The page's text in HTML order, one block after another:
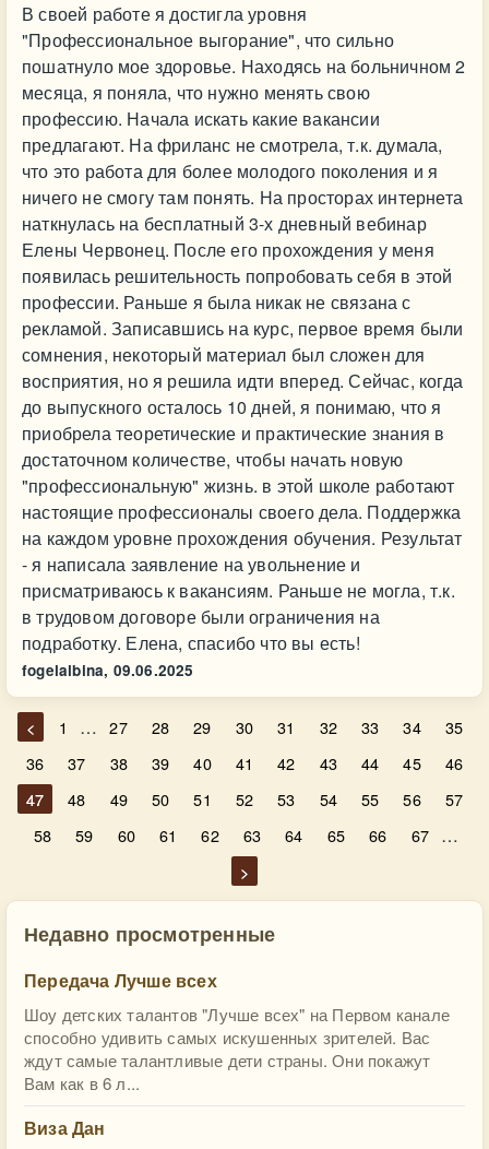
В своей работе я достигла уровня
"Профессиональное выгорание", что сильно
пошатнуло мое здоровье. Находясь на больничном 2
месяца, я поняла, что нужно менять свою
профессию. Начала искать какие вакансии
предлагают. На фриланс не смотрела, т.к. думала,
что это работа для более молодого поколения и я
ничего не смогу там понять. На просторах интернета
наткнулась на бесплатный 3-х дневный вебинар
Елены Червонец. После его прохождения у меня
появилась решительность попробовать себя в этой
профессии. Раньше я была никак не связана с
рекламой. Записавшись на курс, первое время были
сомнения, некоторый материал был сложен для
восприятия, но я решила идти вперед. Сейчас, когда
до выпускного осталось 10 дней, я понимаю, что я
приобрела теоретические и практические знания в
достаточном количестве, чтобы начать новую
"профессиональную" жизнь. в этой школе работают
настоящие профессионалы своего дела. Поддержка
на каждом уровне прохождения обучения. Результат
- я написала заявление на увольнение и
присматриваюсь к вакансиям. Раньше не могла, т.к.
в трудовом договоре были ограничения на
подработку. Елена, спасибо что вы есть!
fogelalbina, 09.06.2025
< 1 … 27 28 29 30 31 32 33 34
35
36
37 38 39 40 41 42 43 44 45
46
47
48 49 50 51 52 53 54 55 56
57
58
59 60 61 62 63 64 65 66 67 …
>
Недавно просмотренные
Передача Лучше всех
Шоу детских талантов "Лучше всех" на Первом канале
способно удивить самых искушенных зрителей. Вас
ждут самые талантливые дети страны. Они покажут
Вам как в 6 л...
Виза Дан